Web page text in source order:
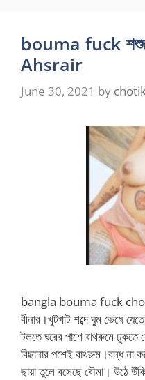
bouma fuck
Ahsrair
June 30, 2021 by
bangla bouma fuck choti.
বীনার।খুটখাট শব্দে ঘুম ভেঙ্গে
টলতে ঘরের পাশে বাথরুমে ঢুকতে
বিছানার পশেই বাথরুম।বন্ধ না
ছায়া তুলে বসেছে বৌমা। উঠে